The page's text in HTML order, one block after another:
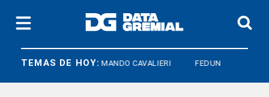
TEMAS DE HOY:
ARMANDO CAVALIERI FEDUN